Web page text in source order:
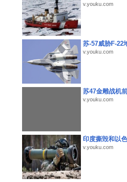
v.youku.com
苏-57威胁F-22
v.youku.com
苏47金雕战机
v.youku.com
印度撕毁和以
v.youku.com